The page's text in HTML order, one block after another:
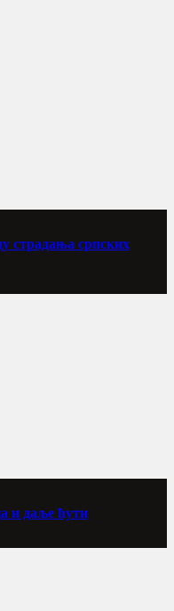
страдања српских
и даље ћути